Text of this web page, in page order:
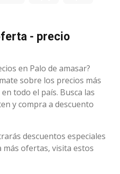
- precio
en Palo de amasar?
sobre los precios más
todo el país. Busca las
y compra a descuento
descuentos especiales
más ofertas, visita estos